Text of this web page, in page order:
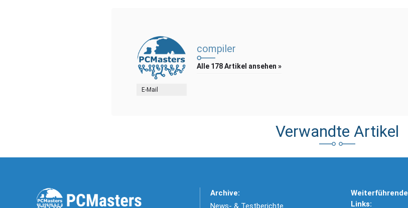
E-Mail
compiler
Alle 178 Artikel ansehen »
Verwandte Artikel
Archive:
News- & Testberichte
Weiterführende
Links: